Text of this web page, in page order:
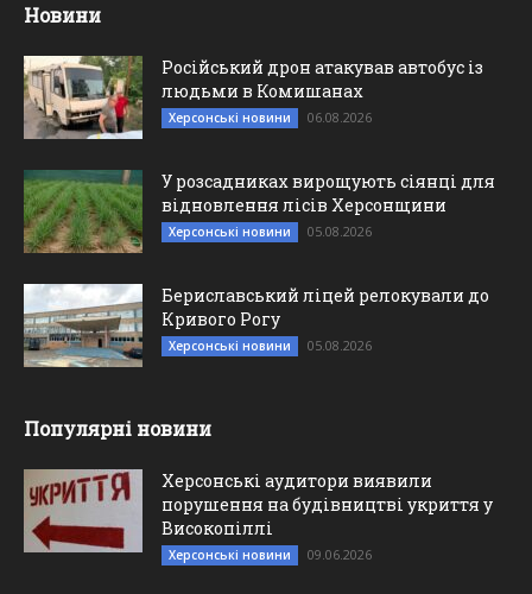
Новини
Російський дрон атакував автобус із
людьми в Комишанах
Херсонські новини 06.08.2026
У розсадниках вирощують сіянці для
відновлення лісів Херсонщини
Херсонські новини 05.08.2026
Бериславський ліцей релокували до
Кривого Рогу
Херсонські новини 05.08.2026
Популярні новини
Херсонські аудитори виявили
порушення на будівництві укриття у
Високопіллі
Херсонські новини 09.06.2026